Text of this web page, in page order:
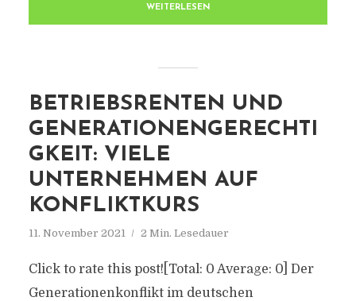
WEITERLESEN
BETRIEBSRENTEN UND
GENERATIONENGERECHTI
GKEIT: VIELE
UNTERNEHMEN AUF
KONFLIKTKURS
11. November 2021 2 Min. Lesedauer
Click to rate this post![Total: 0 Average: 0] Der
Generationenkonflikt im deutschen